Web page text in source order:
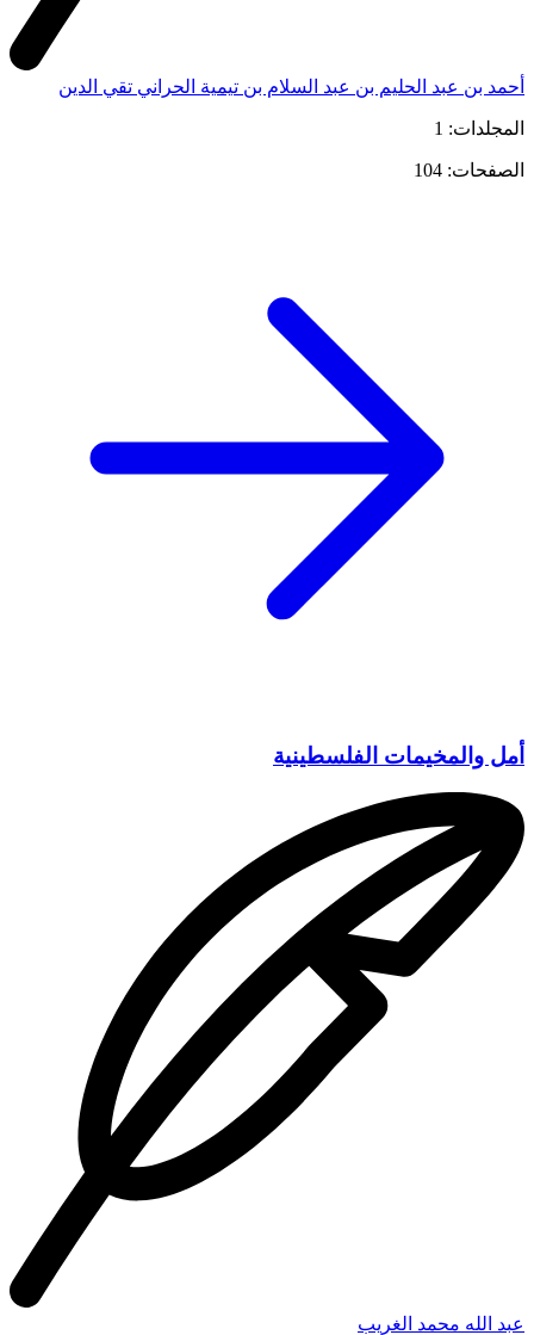
أحمد بن عبد الحليم بن عبد السلام بن تيمية الحراني تقي الدين
المجلدات: 1
الصفحات: 104
أمل والمخيمات الفلسطينية
عبد الله محمد الغريب